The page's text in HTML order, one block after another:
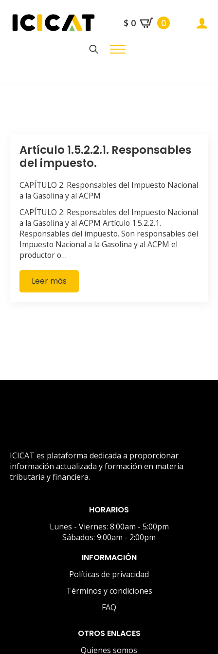
$ 0 0
Artículo 1.5.2.2.1. Responsables
del impuesto.
CAPÍTULO 2. Responsables del Impuesto Nacional
a la Gasolina y al ACPM
CAPÍTULO 2. Responsables del Impuesto Nacional
a la Gasolina y al ACPM Artículo 1.5.2.2.1.
Responsables del impuesto. Son responsables del
Impuesto Nacional a la Gasolina y al ACPM el
productor o…
Leer más
ICICAT es plataforma dedicada a proporcionar
información actualizada y formación en materia
tributaria y financiera.
HORARIOS
Lunes - Viernes: 8:00am - 5:00pm
Sábados: 9:00am - 2:00pm
INFORMACIÓN
Políticas de privacidad
Términos y condiciones
FAQ
OTROS ENLACES
Quienes somos